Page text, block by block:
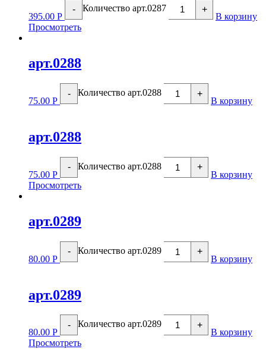
395.00 Р
- Количество арт.0287 +
В корзину
Просмотреть
арт.0288
75.00 Р
- Количество арт.0288 +
В корзину
арт.0288
75.00 Р
- Количество арт.0288 +
В корзину
Просмотреть
арт.0289
80.00 Р
- Количество арт.0289 +
В корзину
арт.0289
80.00 Р
- Количество арт.0289 +
В корзину
Просмотреть